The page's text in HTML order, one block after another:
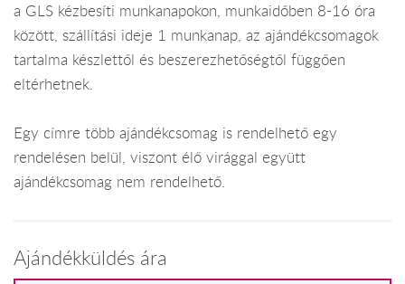
a GLS kézbesíti munkanapokon, munkaidőben 8-16 óra
között, szállítási ideje 1 munkanap, az ajándékcsomagok
tartalma készlettől és beszerezhetőségtől függően
eltérhetnek.
Egy címre több ajándékcsomag is rendelhető egy
rendelésen belül, viszont élő virággal együtt
ajándékcsomag nem rendelhető.
Ajándékküldés ára